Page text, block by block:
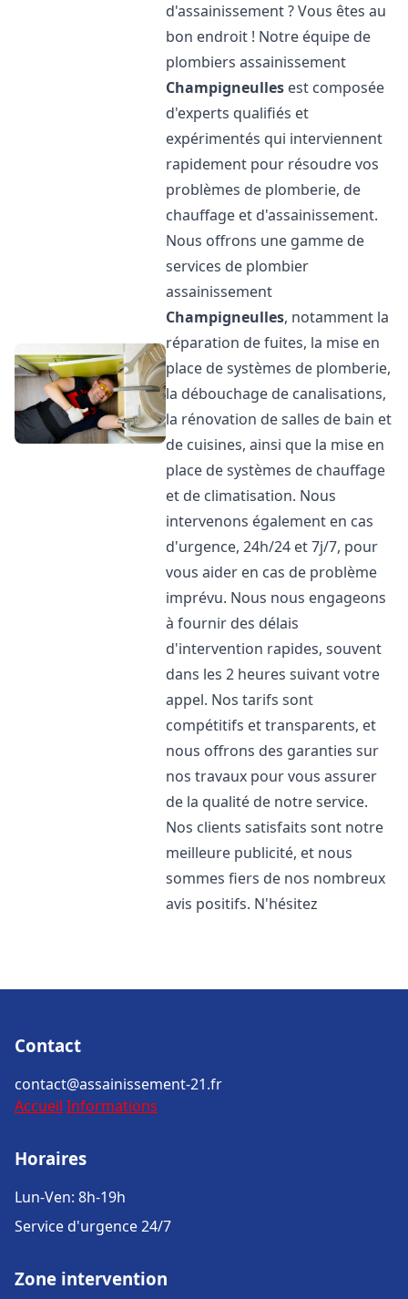
d'assainissement ? Vous êtes au
bon endroit ! Notre équipe de
plombiers assainissement
Champigneulles est composée
d'experts qualifiés et
expérimentés qui interviennent
rapidement pour résoudre vos
problèmes de plomberie, de
chauffage et d'assainissement.
Nous offrons une gamme de
services de plombier
assainissement
Champigneulles, notamment la
réparation de fuites, la mise en
place de systèmes de plomberie,
la débouchage de canalisations,
la rénovation de salles de bain et
de cuisines, ainsi que la mise en
place de systèmes de chauffage
et de climatisation. Nous
intervenons également en cas
d'urgence, 24h/24 et 7j/7, pour
vous aider en cas de problème
imprévu. Nous nous engageons
à fournir des délais
d'intervention rapides, souvent
dans les 2 heures suivant votre
appel. Nos tarifs sont
compétitifs et transparents, et
nous offrons des garanties sur
nos travaux pour vous assurer
de la qualité de notre service.
Nos clients satisfaits sont notre
meilleure publicité, et nous
sommes fiers de nos nombreux
avis positifs. N'hésitez
Contact
contact@assainissement-21.fr
Accueil Informations
Horaires
Lun-Ven: 8h-19h
Service d'urgence 24/7
Zone intervention